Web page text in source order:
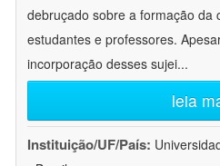
debruçado sobre a formação da
estudantes e professores.
incorporação desses sujei...
leia
Instituição/UF/País: